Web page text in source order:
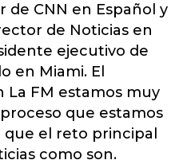
CNN en Español y
de Noticias en
ejecutivo de
en Miami. El
La FM estamos muy
que estamos
que el reto principal
como son.